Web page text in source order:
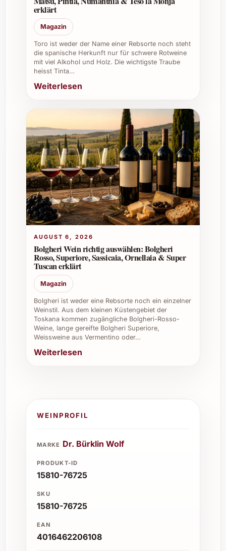
kann und so jede Sammlung bereichert.
Firmenevents:
hervorragend als edler Tropfen für
Kundengeschenke oder als Begleiter bei
exklusiven Veranstaltungen.
Entdecken Sie mit dem Dr. Bürklin Wolf
Riesling Trocken 2024 einen Wein voller
zu einem besonderen Genuss macht.
Bestellen Sie jetzt und erleben Sie die
Leidenschaft der Pfalz in Ihrem Glas!
erklärt
Magazin
Toro ist weder der Name einer Rebsorte noch steht
die spanische Herkunft nur für schwere Rotweine
mit viel Alkohol und Holz. Die wichtigste Traube
heisst Tinta…
Weiterlesen
AUGUST 6, 2026
Bolgheri Wein richtig auswählen: Bolgheri
Rosso, Superiore, Sassicaia, Ornellaia & Super
Tuscan erklärt
Magazin
Bolgheri ist weder eine Rebsorte noch ein einzelner
Weinstil. Aus dem kleinen Küstengebiet der
Toskana kommen zugängliche Bolgheri-Rosso-
Weine, lange gereifte Bolgheri Superiore,
Weissweine aus Vermentino oder…
Weiterlesen
WEINPROFIL
MARKE Dr. Bürklin Wolf
PRODUKT-ID
15810-76725
SKU
15810-76725
EAN
4016462206108